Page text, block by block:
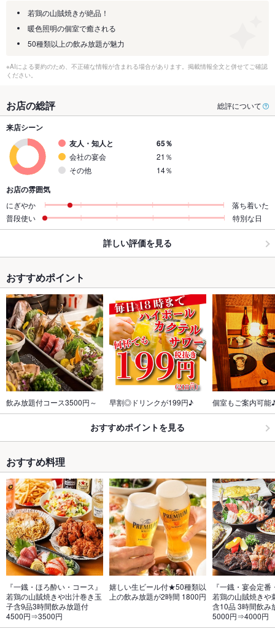
若鶏の山賊焼きが絶品！
暖色照明の個室で癒される
50種類以上の飲み放題が魅力
※AIによる要約のため、不正確な情報が含まれる場合があります。掲載情報全文と併せてご確認
ください。
お店の総評 総評について
来店シーン
友人・知人と
65％
会社の宴会
21％
その他
14％
お店の雰囲気
にぎやか
落ち着いた
普段使い
特別な日
詳しい評価を見る
おすすめポイント
飲み放題付コース3500円～ 早割◎ドリンクが199円♪ 個室もご案内可能
おすすめポイントを見る
おすすめ料理
『一鐡・ほろ酔い・コース』
若鶏の山賊焼きや出汁巻き玉
子含9品3時間飲み放題付
4500円⇒3500円
嬉しい生ビール付★50種類以
上の飲み放題が2時間 1800円
『一鐡・宴会定
若鶏の山賊焼きや
含10品 3時間飲み
5000円⇒4000円